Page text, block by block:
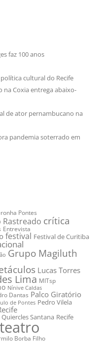
faz 100 anos
cultural do Recife
na Coxia entrega abaixo-
de ator pernambucano na
pandemia soterrado em
Pontes
Rastreado crítica
Entrevista
festival Festival de Curitiba
Grupo Magiluth
Lucas Torres
Lima MITsp
Nínive Caldas
Dantas Palco Giratório
de Pontes Pedro Vilela
Quiercles Santana Recife
teatro
Borba Filho